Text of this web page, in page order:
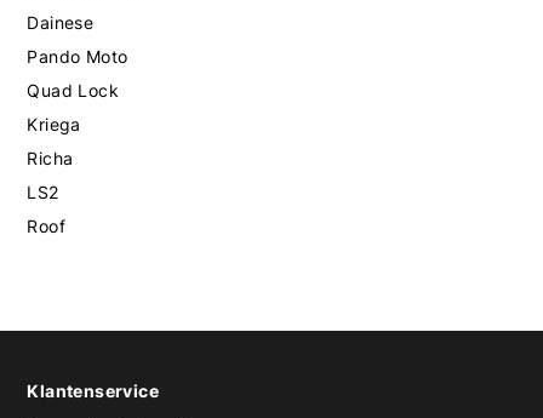
Dainese
Pando Moto
Quad Lock
Kriega
Richa
LS2
Roof
Klantenservice